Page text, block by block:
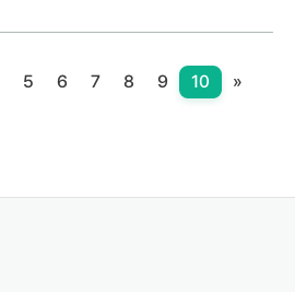
5 6 7 8 9 10 »